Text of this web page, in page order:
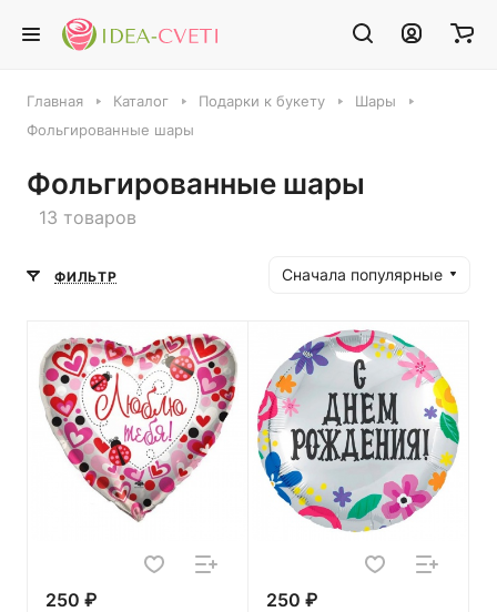
Главная Каталог Подарки к букету
Шары
Фольгированные шары
Фольгированные шары
13 товаров
ФИЛЬТР Сначала популярные
250 ₽ 250 ₽